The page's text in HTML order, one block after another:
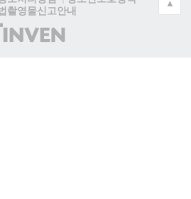
촬영물신고안내
(주)
인
▲